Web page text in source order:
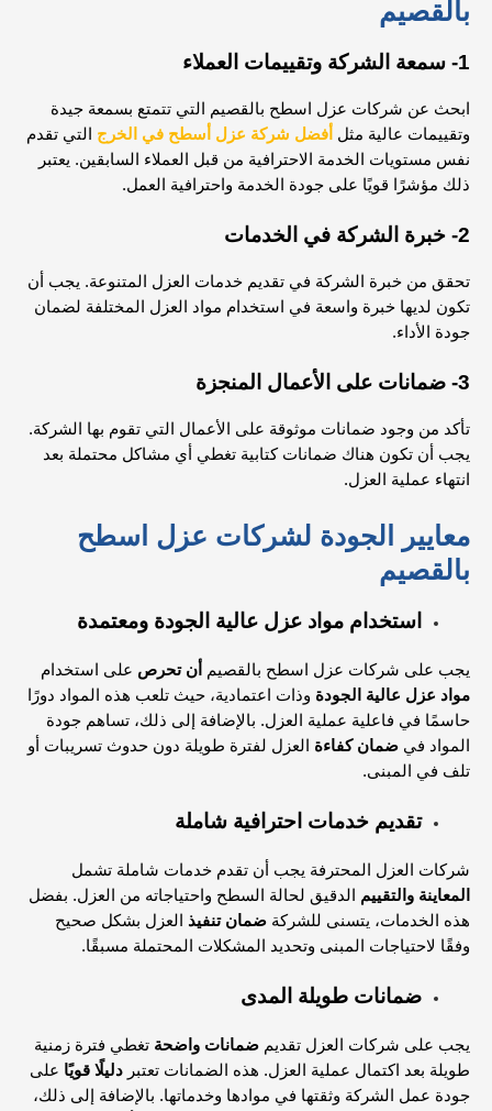
بالقصيم
1- سمعة الشركة وتقييمات العملاء
ابحث عن شركات عزل اسطح بالقصيم التي تتمتع بسمعة جيدة
وتقييمات عالية مثل أفضل شركة عزل أسطح في الخرج التي تقدم
نفس مستويات الخدمة الاحترافية من قبل العملاء السابقين. يعتبر
ذلك مؤشرًا قويًا على جودة الخدمة واحترافية العمل.
2- خبرة الشركة في الخدمات
تحقق من خبرة الشركة في تقديم خدمات العزل المتنوعة. يجب أن
تكون لديها خبرة واسعة في استخدام مواد العزل المختلفة لضمان
جودة الأداء.
3- ضمانات على الأعمال المنجزة
تأكد من وجود ضمانات موثوقة على الأعمال التي تقوم بها الشركة.
يجب أن تكون هناك ضمانات كتابية تغطي أي مشاكل محتملة بعد
انتهاء عملية العزل.
معايير الجودة لشركات عزل اسطح
بالقصيم
استخدام مواد عزل عالية الجودة ومعتمدة
يجب على شركات عزل اسطح بالقصيم أن تحرص على استخدام
مواد عزل عالية الجودة وذات اعتمادية، حيث تلعب هذه المواد دورًا
حاسمًا في فاعلية عملية العزل. بالإضافة إلى ذلك، تساهم جودة
المواد في ضمان كفاءة العزل لفترة طويلة دون حدوث تسريبات أو
تلف في المبنى.
تقديم خدمات احترافية شاملة
شركات العزل المحترفة يجب أن تقدم خدمات شاملة تشمل
المعاينة والتقييم الدقيق لحالة السطح واحتياجاته من العزل. بفضل
هذه الخدمات، يتسنى للشركة ضمان تنفيذ العزل بشكل صحيح
وفقًا لاحتياجات المبنى وتحديد المشكلات المحتملة مسبقًا.
ضمانات طويلة المدى
يجب على شركات العزل تقديم ضمانات واضحة تغطي فترة زمنية
طويلة بعد اكتمال عملية العزل. هذه الضمانات تعتبر دليلًا قويًا على
جودة عمل الشركة وثقتها في موادها وخدماتها. بالإضافة إلى ذلك،